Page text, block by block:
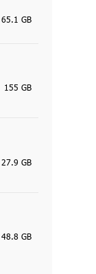
65.1 GB
155 GB
27.9 GB
48.8 GB